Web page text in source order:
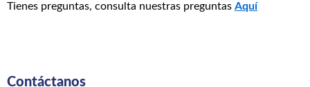
Tienes preguntas, consulta nuestras preguntas Aquí
Contáctanos